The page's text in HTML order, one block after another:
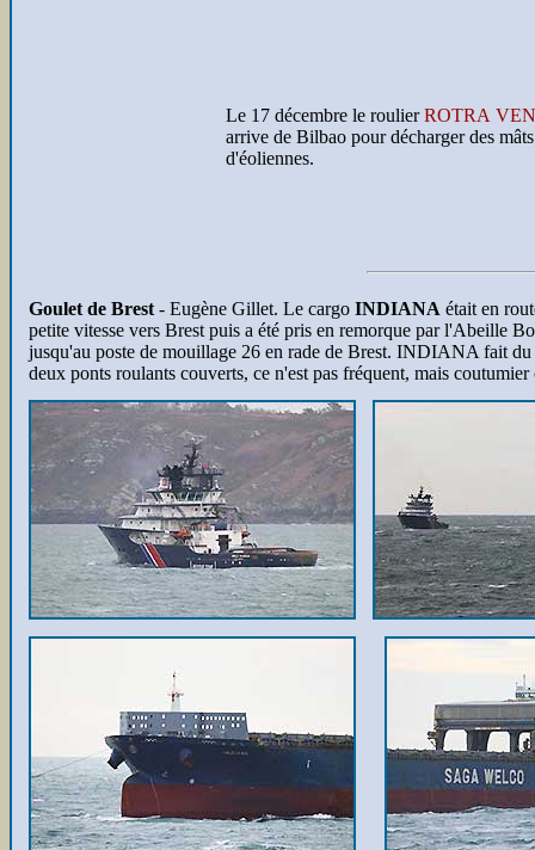
Le 17 décembre le roulierROTRA
arrive de Bilbao pour décharger des mâts
d'éoliennes.
Goulet de Brest - Eugène Gillet. Le cargo INDIANA était en
petite vitesse vers Brest puis a été pris en remorque par l'Abeille
jusqu'au poste de mouillage 26 en rade de Brest. INDIANA fait
deux ponts roulants couverts, ce n'est pas fréquent, mais